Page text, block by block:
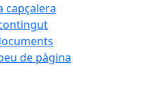
capçalera
de pàgina